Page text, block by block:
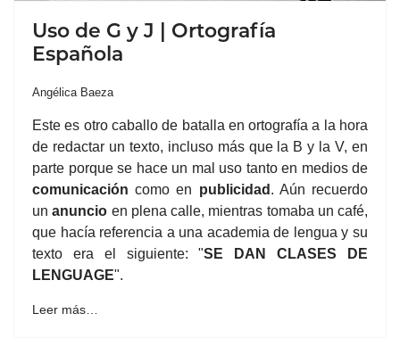
Uso de G y J | Ortografía
Española
Angélica Baeza
Este es otro caballo de batalla en ortografía a la hora
de redactar un texto, incluso más que la B y la V, en
parte porque se hace un mal uso tanto en medios de
comunicación como en publicidad . Aún recuerdo
unanuncio en plena calle, mientras tomaba un café,
que hacía referencia a una academia de lengua y su
texto era el siguiente: "SE DAN CLASES DE
LENGUAGE".
Leer más…